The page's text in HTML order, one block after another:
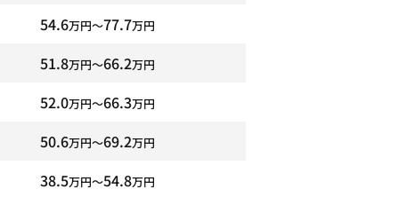
54.6万円〜77.7万円
51.8万円〜66.2万円
52.0万円〜66.3万円
50.6万円〜69.2万円
38.5万円〜54.8万円